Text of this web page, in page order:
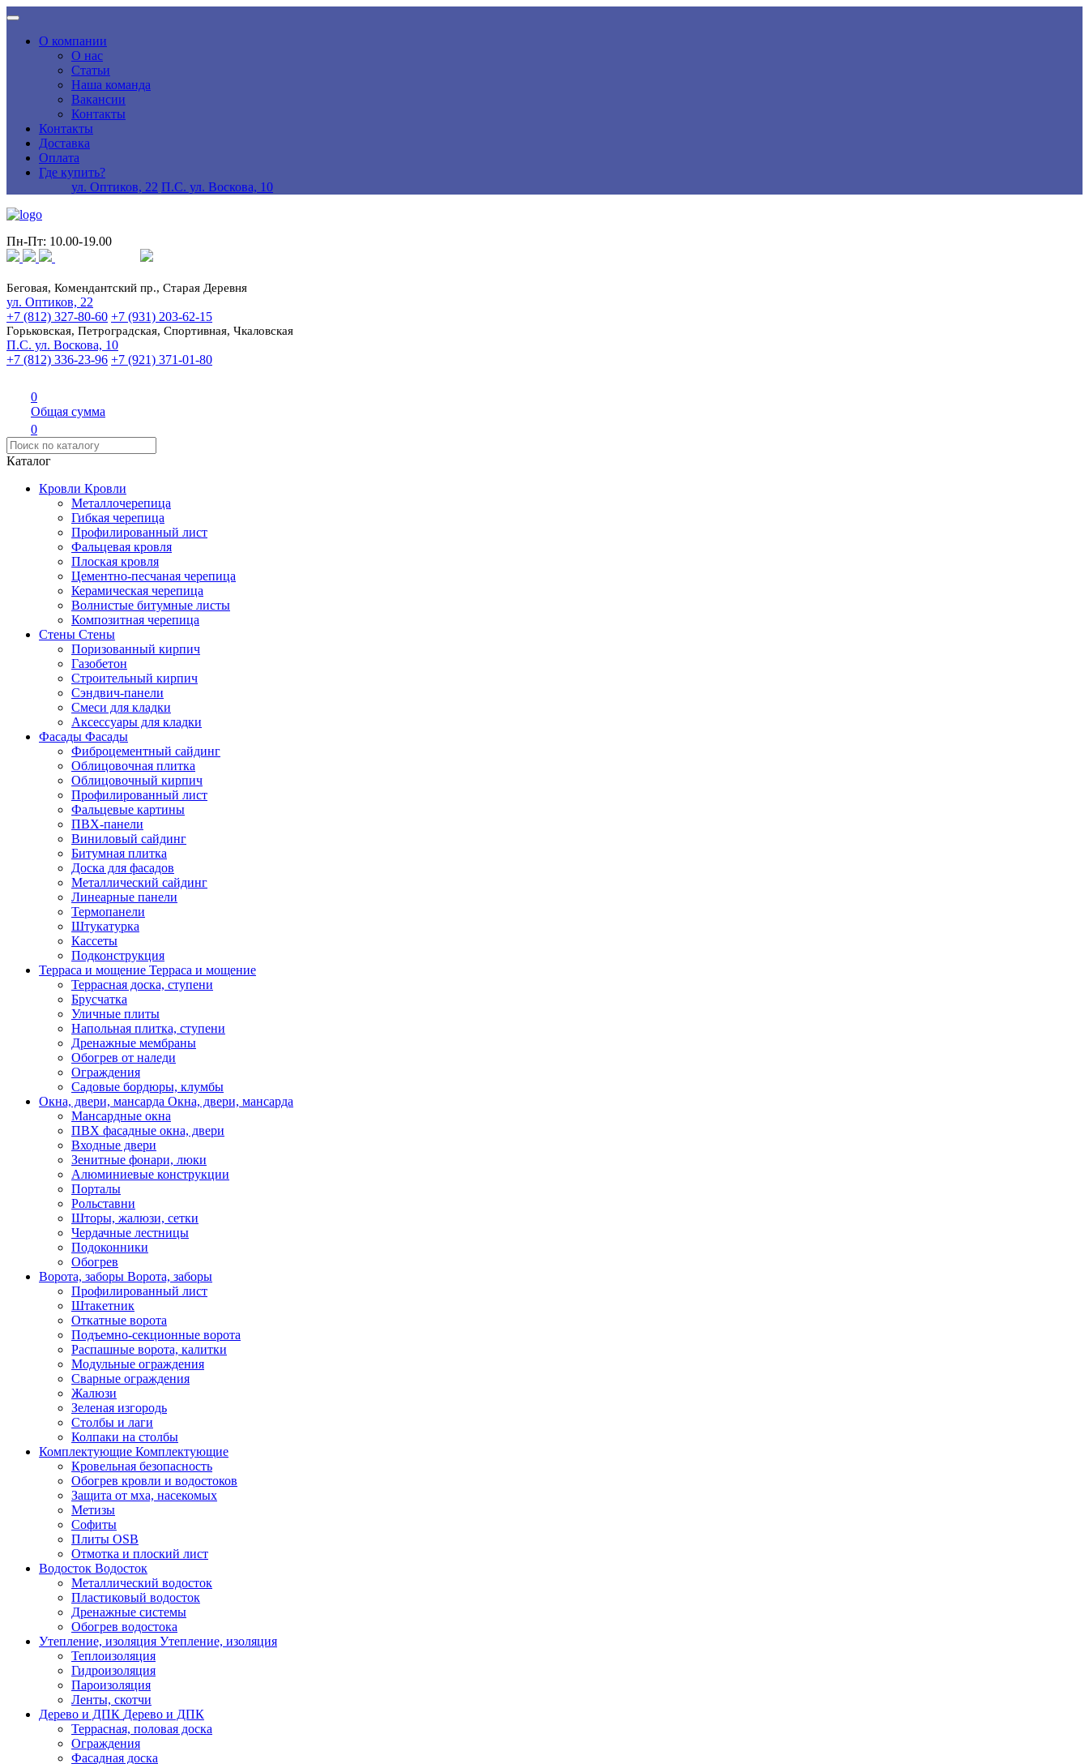
О компании
О нас
Статьи
Наша команда
Вакансии
Контакты
Контакты
Доставка
Оплата
Где купить?
ул. Оптиков, 22 П.С. ул. Воскова, 10
Пн-Пт: 10.00-19.00
Беговая, Комендантский пр., Старая Деревня
ул. Оптиков, 22
+7 (812) 327-80-60 +7 (931) 203-62-15
Горьковская, Петроградская, Спортивная, Чкаловская
П.С. ул. Воскова, 10
+7 (812) 336-23-96 +7 (921) 371-01-80
0
Общая сумма
0
Каталог
Кровли Кровли
Металлочерепица
Гибкая черепица
Профилированный лист
Фальцевая кровля
Плоская кровля
Цементно-песчаная черепица
Керамическая черепица
Волнистые битумные листы
Композитная черепица
Стены Стены
Поризованный кирпич
Газобетон
Строительный кирпич
Сэндвич-панели
Смеси для кладки
Аксессуары для кладки
Фасады Фасады
Фиброцементный сайдинг
Облицовочная плитка
Облицовочный кирпич
Профилированный лист
Фальцевые картины
ПВХ-панели
Виниловый сайдинг
Битумная плитка
Доска для фасадов
Металлический сайдинг
Линеарные панели
Термопанели
Штукатурка
Кассеты
Подконструкция
Терраса и мощение Терраса и мощение
Террасная доска, ступени
Брусчатка
Уличные плиты
Напольная плитка, ступени
Дренажные мембраны
Обогрев от наледи
Ограждения
Садовые бордюры, клумбы
Окна, двери, мансарда Окна, двери, мансарда
Мансардные окна
ПВХ фасадные окна, двери
Входные двери
Зенитные фонари, люки
Алюминиевые конструкции
Порталы
Рольставни
Шторы, жалюзи, сетки
Чердачные лестницы
Подоконники
Обогрев
Ворота, заборы Ворота, заборы
Профилированный лист
Штакетник
Откатные ворота
Подъемно-секционные ворота
Распашные ворота, калитки
Модульные ограждения
Сварные ограждения
Жалюзи
Зеленая изгородь
Столбы и лаги
Колпаки на столбы
Комплектующие Комплектующие
Кровельная безопасность
Обогрев кровли и водостоков
Защита от мха, насекомых
Метизы
Софиты
Плиты OSB
Отмотка и плоский лист
Водосток Водосток
Металлический водосток
Пластиковый водосток
Дренажные системы
Обогрев водостока
Утепление, изоляция Утепление, изоляция
Теплоизоляция
Гидроизоляция
Пароизоляция
Ленты, скотчи
Дерево и ДПК Дерево и ДПК
Террасная, половая доска
Ограждения
Фасадная доска